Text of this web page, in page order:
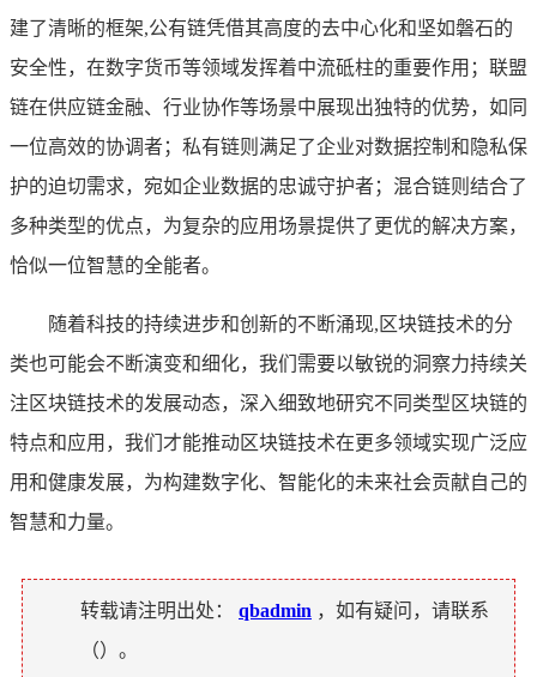
建了清晰的框架,公有链凭借其高度的去中心化和坚如磐石的
安全性，在数字货币等领域发挥着中流砥柱的重要作用；联盟
链在供应链金融、行业协作等场景中展现出独特的优势，如同
一位高效的协调者；私有链则满足了企业对数据控制和隐私保
护的迫切需求，宛如企业数据的忠诚守护者；混合链则结合了
多种类型的优点，为复杂的应用场景提供了更优的解决方案，
恰似一位智慧的全能者。
随着科技的持续进步和创新的不断涌现,区块链技术的分
类也可能会不断演变和细化，我们需要以敏锐的洞察力持续关
注区块链技术的发展动态，深入细致地研究不同类型区块链的
特点和应用，我们才能推动区块链技术在更多领域实现广泛应
用和健康发展，为构建数字化、智能化的未来社会贡献自己的
智慧和力量。
转载请注明出处： qbadmin ，如有疑问，请联系
（）。